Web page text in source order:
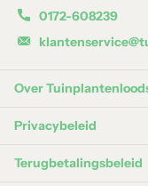
1 zakbio potgrond
0172-608239
Over
Privacybeleid
Terugbetalingsbeleid